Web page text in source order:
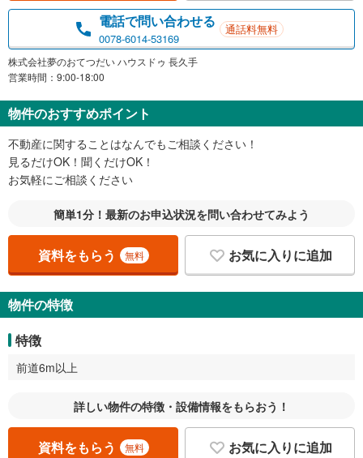
電話で問い合わせる
0078-6014-53169
通話料無料
株式会社夢のおてつだい ハウスドゥ 長久手
営業時間：9:00-18:00
物件のおすすめポイント
不動産に関することはなんでもご相談ください！
見るだけOK！聞くだけOK！
お気軽にご相談ください
簡単1分！最新のお申込状況を問い合わせてみよう
資料をもらう 無料 お気に入りに追加
物件の特徴
特徴
前道6m以上
詳しい物件の特徴・設備情報をもらおう！
資料をもらう 無料 お気に入りに追加